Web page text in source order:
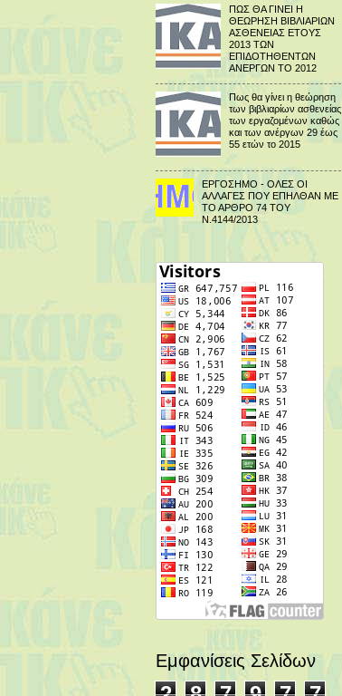
ΠΩΣ ΘΑ ΓΙΝΕΙ Η
ΘΕΩΡΗΣΗ ΒΙΒΛΙΑΡΙΩΝ
ΑΣΘΕΝΕΙΑΣ ΕΤΟΥΣ
2013 ΤΩΝ
ΕΠΙΔΟΤΗΘΕΝΤΩΝ
ΑΝΕΡΓΩΝ ΤΟ 2012
Πως θα γίνει η θεώρηση
των βιβλιαρίων ασθενείας
των εργαζομένων καθώς
και των ανέργων 29 έως
55 ετών το 2015
ΕΡΓΟΣΗΜΟ - ΟΛΕΣ ΟΙ
ΑΛΛΑΓΕΣ ΠΟΥ ΕΠΗΛΘΑΝ ΜΕ
ΤΟ ΑΡΘΡΟ 74 ΤΟΥ
Ν.4144/2013
Εμφανίσεις Σελίδων